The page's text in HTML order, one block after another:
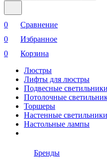
0
Сравнение
0
Избранное
0
Корзина
Люстры
Лифты для люстры
Подвесные светильники
Потолочные
Торшеры
Настенные светильники
Настольные лампы
Бренды